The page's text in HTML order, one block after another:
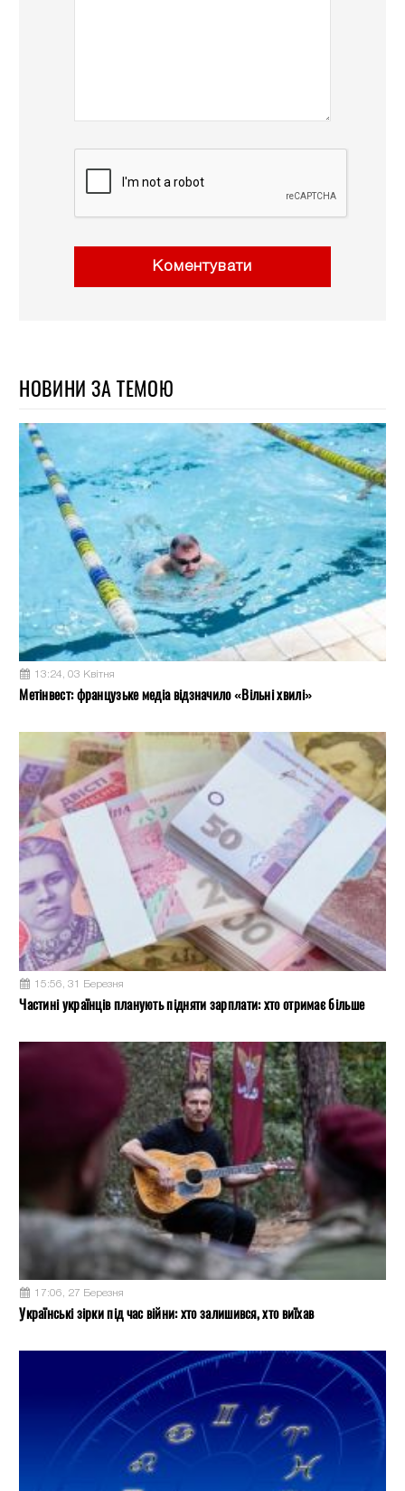
Коментувати
НОВИНИ ЗА ТЕМОЮ
13:24, 03 Квітня
Метінвест: французьке медіа відзначило «Вільні хвилі»
15:56, 31 Березня
Частині українців планують підняти зарплати: хто отримає більше
17:06, 27 Березня
Українські зірки під час війни: хто залишився, хто виїхав